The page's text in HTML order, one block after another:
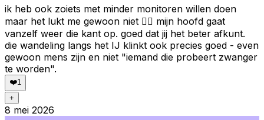
ik heb ook zoiets met minder monitoren willen doen
maar het lukt me gewoon niet 😮‍💨 mijn hoofd gaat
vanzelf weer die kant op. goed dat jij het beter afkunt.
die wandeling langs het IJ klinkt ook precies goed - even
gewoon mens zijn en niet "iemand die probeert zwanger
te worden".
❤️1
+
8 mei 2026